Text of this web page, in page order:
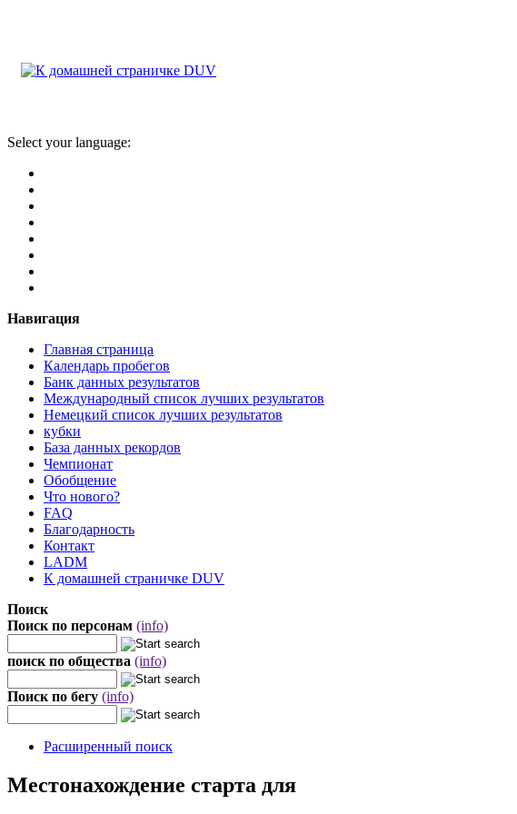
Select your language:
Навигация
Главная страница
Календарь пробегов
Банк данных результатов
Международный список лучших результатов
Немецкий список лучших результатов
кубки
База данных рекордов
Чемпионат
Обобщение
Что нового?
FAQ
Благодарность
Контакт
LADM
К домашней страничке DUV
Поиск
Поиск по персонам (info)
поиск по общества (info)
Поиск по бегу (info)
Расширенный поиск
Местонахождение старта для